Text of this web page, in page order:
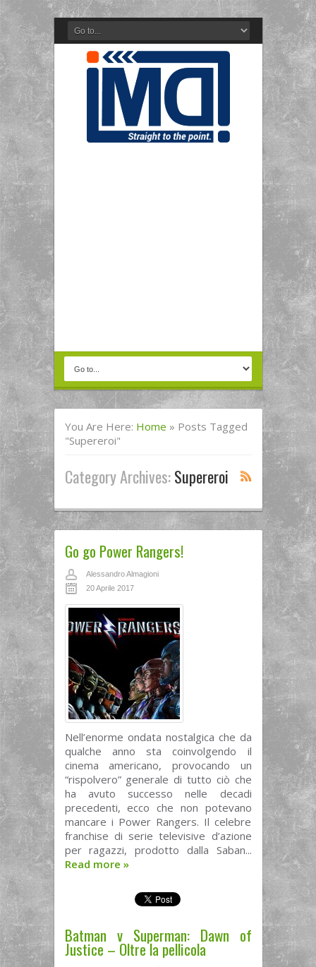
You Are Here: Home » Posts Tagged
"Supereroi"
Category Archives:Supereroi
Go go Power Rangers!
Alessandro Almagioni
20 Aprile 2017
Nell’enorme ondata nostalgica che da
qualche anno sta coinvolgendo il
cinema americano, provocando un
“rispolvero” generale di tutto ciò che
ha avuto successo nelle decadi
precedenti, ecco che non potevano
mancare i Power Rangers. Il celebre
franchise di serie televisive d’azione
per ragazzi, prodotto dalla Saban...
Read more »
Batman v Superman: Dawn of
Justice – Oltre la pellicola